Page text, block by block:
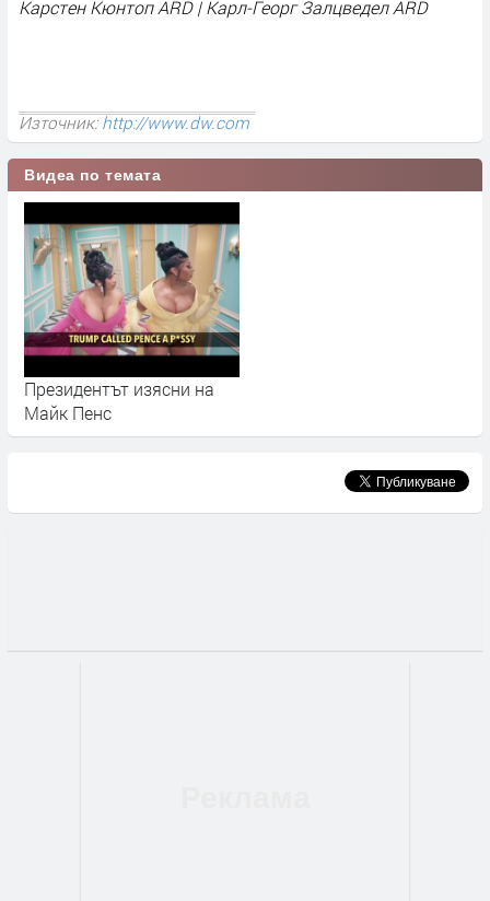
Карстен Кюнтоп ARD | Карл-Георг Залцведел ARD
Източник:http://www.dw.com
Видеа по темата
Президентът изясни на
Майк Пенс